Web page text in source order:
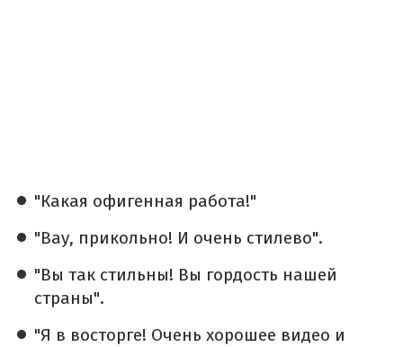
"Какая офигенная работа!"
"Вау, прикольно! И очень стилево".
"Вы так стильны! Вы гордость нашей
страны".
"Я в восторге! Очень хорошее видео и